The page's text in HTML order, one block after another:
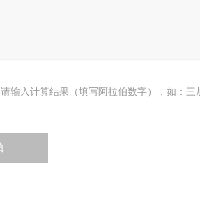
请输入计算结果（填写阿拉伯数字），如：三